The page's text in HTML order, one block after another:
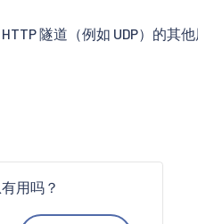
隧道（例如 UDP）的其他
用吗？